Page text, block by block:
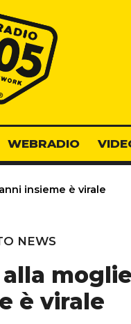
Radio 105
WEBRADIO
insieme è virale
NEWS
è virale